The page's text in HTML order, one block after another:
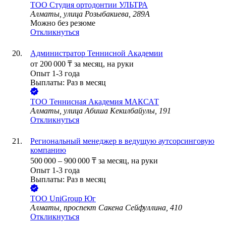
ТОО Студия ортодонтии УЛЬТРА
Алматы, улица Розыбакиева, 289А
Можно без резюме
Откликнуться
Администратор Теннисной Академии
от 200 000 ₸ за месяц, на руки
Опыт 1-3 года
Выплаты: Раз в месяц
ТОО Теннисная Академия МАКСАТ
Алматы, улица Абиша Кекилбайулы, 191
Откликнуться
Региональный менеджер в ведущую аутсорсинговую
компанию
500 000 – 900 000 ₸ за месяц, на руки
Опыт 1-3 года
Выплаты: Раз в месяц
ТОО UniGroup Юг
Алматы, проспект Сакена Сейфуллина, 410
Откликнуться